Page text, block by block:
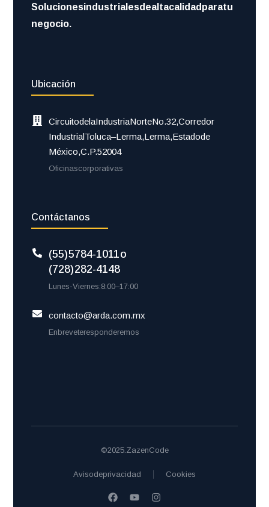
Soluciones industriales de alta calidad para tu
negocio.
Ubicación
Circuito de la Industria Norte No. 32, Corredor
Industrial Toluca–Lerma, Lerma, Estado de
México, C.P. 52004
Oficinas corporativas
Contáctanos
(55) 5784-1011 o
(728) 282-4148
Lunes-Viernes: 8:00 – 17:00
contacto@arda.com.mx
En breve te responderemos
© 2025. Zazen Code
Aviso de privacidad Cookies